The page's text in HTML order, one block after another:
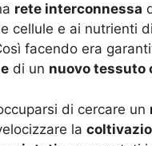
rete interconnessa
cellule e ai nutrienti di
facendo era
di un nuovo tessuto
di cercare un
la